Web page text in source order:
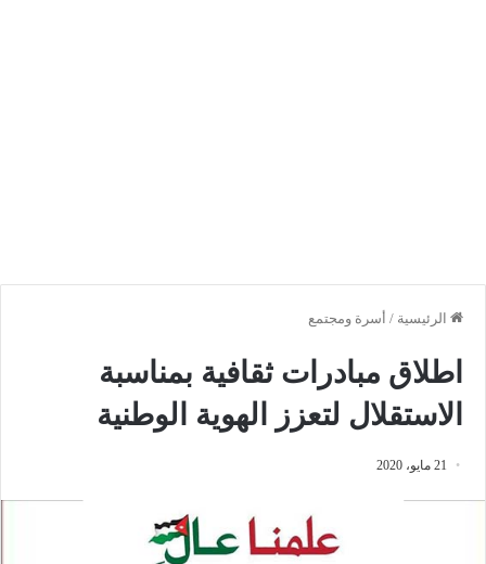
الرئيسية / أسرة ومجتمع
اطلاق مبادرات ثقافية بمناسبة
الاستقلال لتعزز الهوية الوطنية
21 مايو، 2020